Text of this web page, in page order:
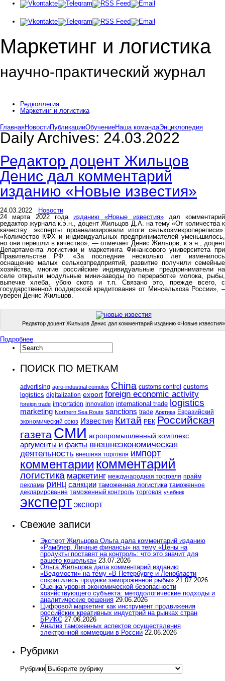
Маркетинг и логистика
научно-практический журнал
Редколлегия
Маркетинг и логистика
ГлавнаяНовостиПубликацииОбучениеНаша командаЭнциклопедия
Daily Archives: 24.03.2022
Редактор доцент Жильцов
Денис дал комментарий
изданию «Новые известия»
24.03.2022
Новости
24 марта 2022 года изданию «Новые известия»дал комментарий
редактор журнала к.э.н., доцент Жильцов Д.А. на тему «От количества к
качеству: эксперты проанализировали итоги сельхозмикропереписи».
«Количество КФХ и индивидуальных предпринимателей уменьшилось,
но они перешли в качество», — отмечает Денис Жильцов, к.э.н., доцент
Департамента логистики и маркетинга Финансового университета при
Правительстве РФ. «За последние несколько лет изменилось
оснащение малых сельхозпредприятий, развитие получили семейные
хозяйства, многие российские индивидуальные предприниматели на
селе открыли модульные мини-заводы по переработке молока, рыбы,
выпечке хлеба, убою скота и т.п. Связано это, прежде всего, с
государственной поддержкой кредитования от Минсельхоза России», –
уверен Денис Жильцов.
Редактор доцент Жильцов Денис дал комментарий изданию «Новые известия»
Подробнее
ПОИСК ПО МЕТКАМ
advertising agro-industrial complex China customs control customs
logistics digitalization export foreign economic activity
foreign trade importation innovation international trade logistics
marketing Northern Sea Route sanctions trade Арктика Евразийский
экономический союз Известия Китай РБК Российская
газета СМИ агропромышленный комплекс
аргументы и факты внешнеэкономическая
деятельность внешняя торговля импорт
комментарии комментарий
логистика маркетинг международная торговля прайм
реклама ринц санкции таможенная логистика таможенное
декларирование таможенный контроль торговля учебник
эксперт экспорт
Свежие записи
Эксперт Жильцова Ольга дала комментарий изданию
«Рамблер. Личные финансы» на тему «Цены на
продукты поставят на контроль: что это значит для
вашего кошелька» 23.07.2026
Ольга Жильцова дала комментарий изданию
«Ведомости» на тему «В Петербурге и Ленобласти
сократились продажи замороженной рыбы» 21.07.2026
Оценка уровня экономической безопасности
хозяйствующего субъекта: методологические подходы и
аналитические решения 29.06.2026
Цифровой маркетинг как инструмент продвижения
российских креативных индустрий на рынках стран
БРИКС 27.06.2026
Анализ таможенных аспектов осуществления
электронной коммерции в России 22.06.2026
Рубрики
Рубрики